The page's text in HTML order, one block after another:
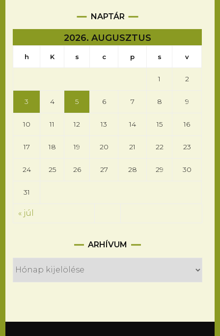
NAPTÁR
2026. AUGUSZTUS
h K s c p s v
1 2
3 4 5 6 7 8 9
10 11 12 13 14 15 16
17 18 19 20 21 22 23
24 25 26 27 28 29 30
31
« júl
ARHÍVUM
Arhívum